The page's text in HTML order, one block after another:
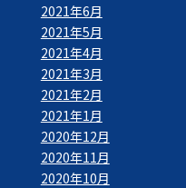
2021年6月
2021年5月
2021年4月
2021年3月
2021年2月
2021年1月
2020年12月
2020年11月
2020年10月